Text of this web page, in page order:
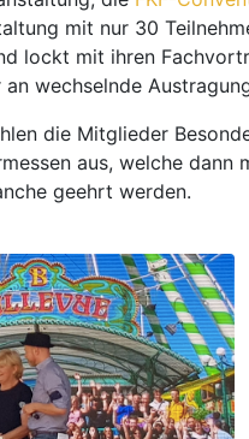
mit nur 30
lockt mit ihren
wechselnde
die Mitglieder
aus, welche dann
geehrt werden.